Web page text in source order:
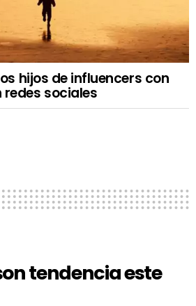
hijos de influencers con
sociales
tendencia este